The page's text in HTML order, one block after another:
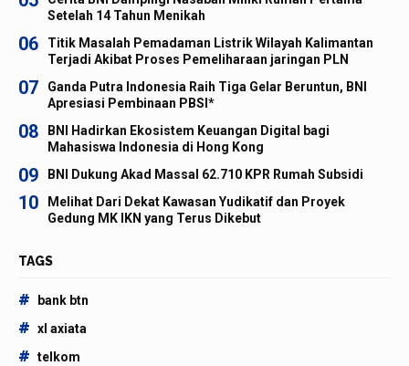
Setelah 14 Tahun Menikah
06
Titik Masalah Pemadaman Listrik Wilayah Kalimantan
Terjadi Akibat Proses Pemeliharaan jaringan PLN
07
Ganda Putra Indonesia Raih Tiga Gelar Beruntun, BNI
Apresiasi Pembinaan PBSI*
08
BNI Hadirkan Ekosistem Keuangan Digital bagi
Mahasiswa Indonesia di Hong Kong
09 BNI Dukung Akad Massal 62.710 KPR Rumah Subsidi
10
Melihat Dari Dekat Kawasan Yudikatif dan Proyek
Gedung MK IKN yang Terus Dikebut
TAGS
# bank btn
# xl axiata
# telkom